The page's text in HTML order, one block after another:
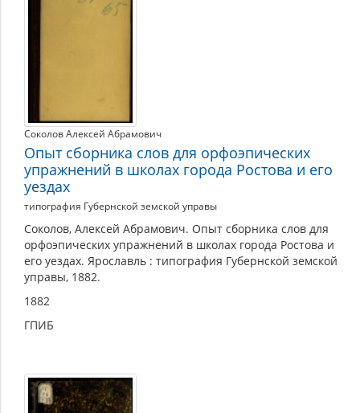
Соколов Алексей Абрамович
Опыт сборника слов для орфоэпических
упражнений в школах города Ростова и его
уездах
типография Губернской земской управы
Соколов, Алексей Абрамович. Опыт сборника слов для
орфоэпических упражнений в школах города Ростова и
его уездах. Ярославль : типография Губернской земской
управы, 1882.
1882
ГПИБ